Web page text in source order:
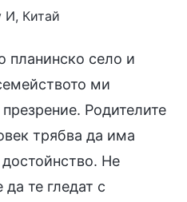
И, Китай
планинско село и
ми
Родителите
трябва да има
Не
да те гледат с